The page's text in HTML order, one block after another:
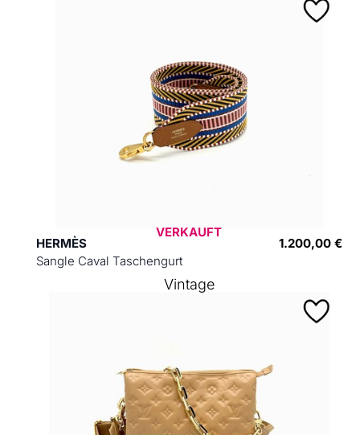
HERMÈS
Sangle Caval Taschengurt
1.200,00 €
VERKAUFT
Vintage